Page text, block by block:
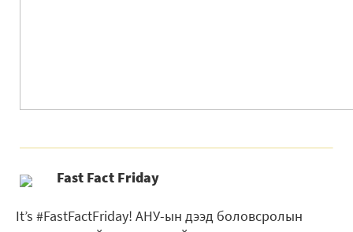
Fast Fact Friday
It’s #FastFactFriday! АНУ-ын дээд боловсролын